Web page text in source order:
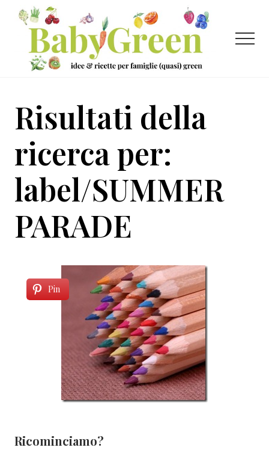
Menu
Passa
contenuto
principale
Passa
ricette
famiglie
(quasi)
green
Menu
Risultati della
ricerca per:
label/SUMMER
PARADE
Pin
Ricominciamo?